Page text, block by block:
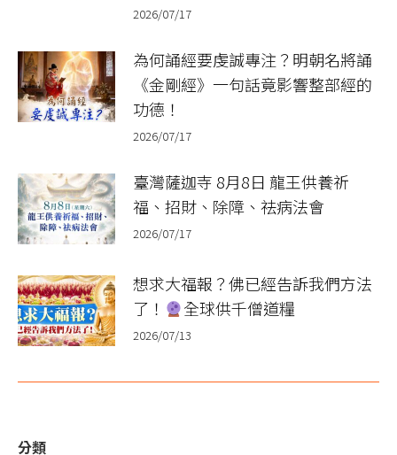
2026/07/17
為何誦經要虔誠專注？明朝名將誦
《金剛經》一句話竟影響整部經的
功德！
2026/07/17
臺灣薩迦寺 8月8日 龍王供養祈
福、招財、除障、祛病法會
2026/07/17
想求大福報？佛已經告訴我們方法
了！
全球供千僧道糧
2026/07/13
分類